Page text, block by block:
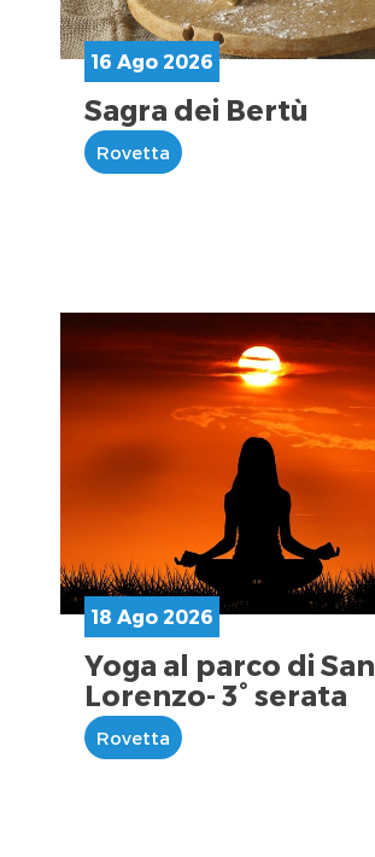
16 Ago 2026
Sagra dei Bertù
Rovetta
18 Ago 2026
Yoga al parco di San
Lorenzo- 3° serata
Rovetta